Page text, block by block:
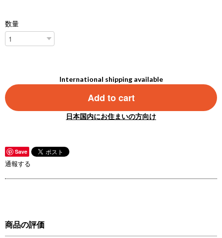
数量
International shipping available
Add to cart
日本国内にお住まいの方向け
Save
通報する
商品の評価